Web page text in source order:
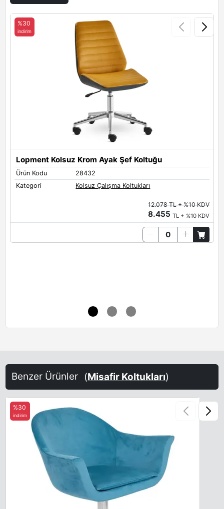
Lopment Kolsuz Krom Ayak Şef Koltuğu
Ürün Kodu
28432
Kategori
Kolsuz Çalışma Koltukları
%30
indirim
12.078 TL + %10 KDV
8.455TL + %10 KDV
Benzer Ürünler (Misafir Koltukları)
%30
indirim